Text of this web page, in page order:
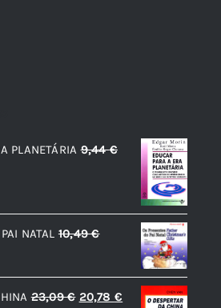
PLANETÁRIA 9,44€
NATAL 10,49€
23,09€ O
20,78 €